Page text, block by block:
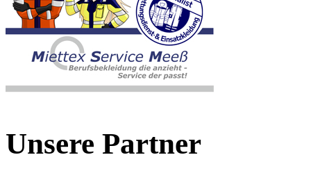
Unsere Partner